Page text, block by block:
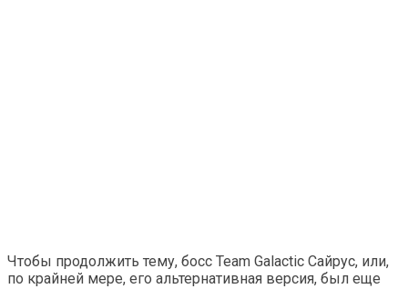
Чтобы продолжить тему, босс Team Galactic Сайрус, или,
по крайней мере, его альтернативная версия, был еще